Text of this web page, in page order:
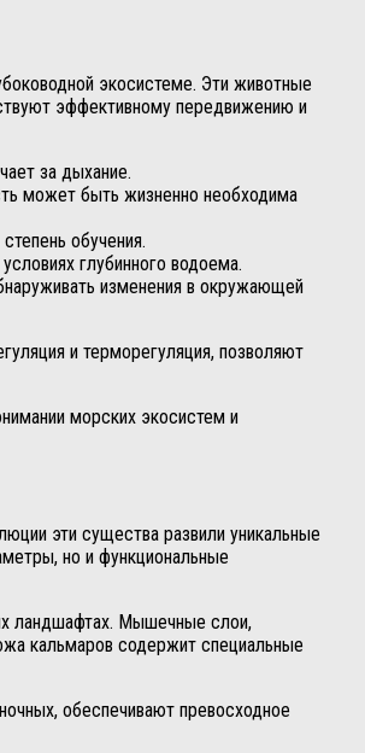
экосистеме. Эти животные
эффективному передвижению и
за дыхание.
может быть жизненно необходима
обучения.
глубинного водоема.
изменения в окружающей
и терморегуляция, позволяют
морских экосистем и
эти существа развили уникальные
но и функциональные
ландшафтах. Мышечные слои,
кальмаров содержит специальные
обеспечивают превосходное